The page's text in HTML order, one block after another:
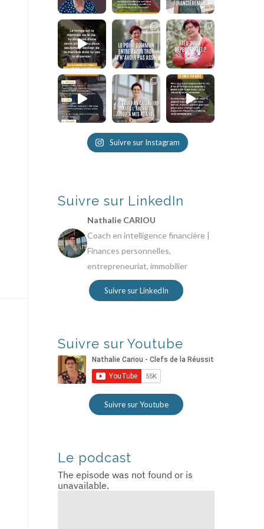
Suivre sur Instagram
Suivre sur LinkedIn
Nathalie CARIOU
Coach en intelligence financière |
Finances personnelles,
entrepreneuriat, immobilier
Suivre sur LinkedIn
Suivre sur Youtube
Suivre sur Youtube
Le podcast